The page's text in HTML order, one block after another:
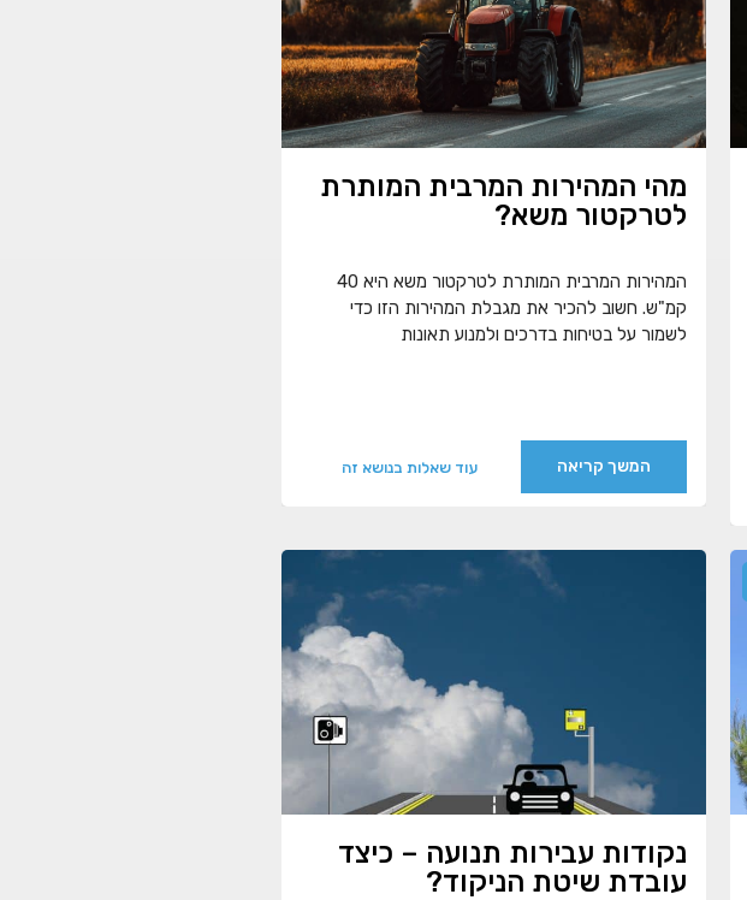
מהי המהירות המרבית המותרת
לטרקטור משא?
המהירות המרבית המותרת לטרקטור משא היא 40
קמ"ש. חשוב להכיר את מגבלת המהירות הזו כדי
לשמור על בטיחות בדרכים ולמנוע תאונות
המשך קריאה עוד שאלות בנושא זה
נקודות עבירות תנועה – כיצד
עובדת שיטת הניקוד?